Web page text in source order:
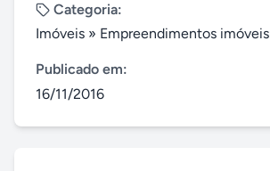
Categoria:
Imóveis » Empreendimentos imóveis
Publicado em:
16/11/2016